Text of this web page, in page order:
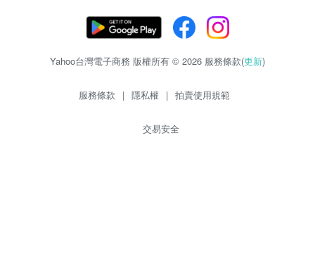
Yahoo台灣電子商務 版權所有 © 2026 服務條款(更新)
服務條款 | 隱私權 | 拍賣使用規範
交易安全